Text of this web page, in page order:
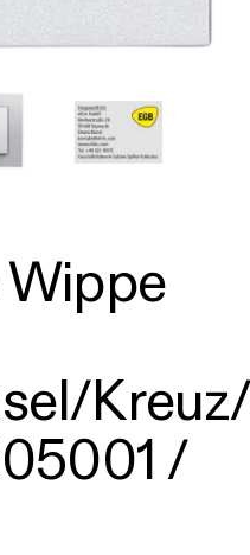
Wippe
Kreuz/
/